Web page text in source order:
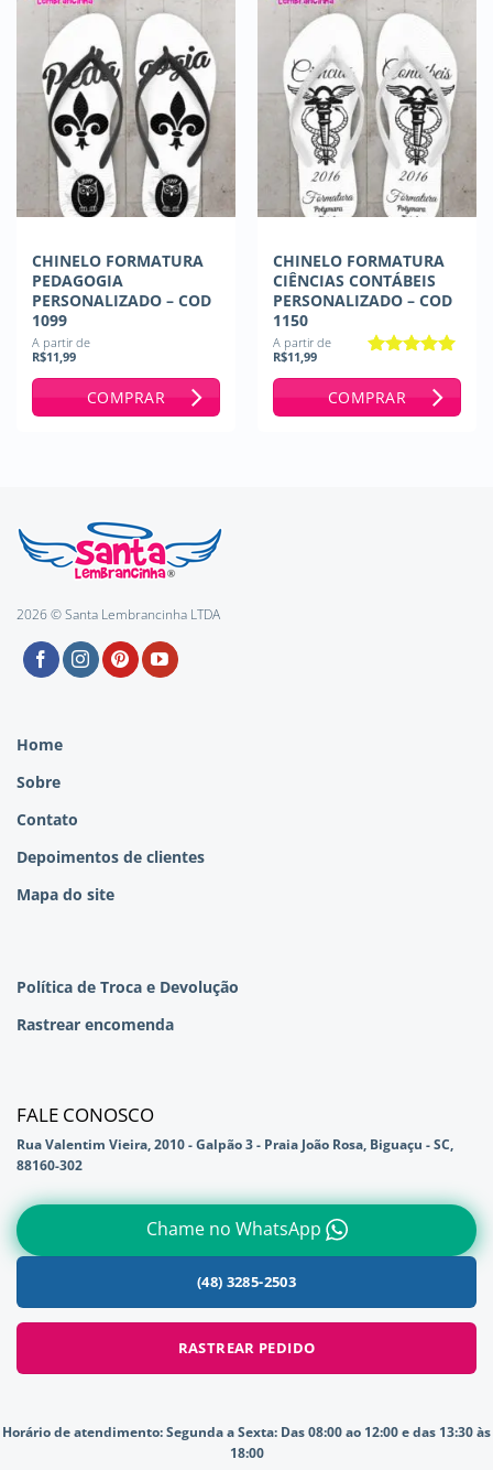
CHINELO FORMATURA
PEDAGOGIA
PERSONALIZADO – COD
1099
A partir de
R$11,99
COMPRAR
CHINELO FORMATURA
CIÊNCIAS CONTÁBEIS
PERSONALIZADO – COD
1150
A partir de
R$11,99
COMPRAR
2026 © Santa Lembrancinha LTDA
Home
Sobre
Contato
Depoimentos de clientes
Mapa do site
Política de Troca e Devolução
Rastrear encomenda
FALE CONOSCO
Rua Valentim Vieira, 2010 - Galpão 3 - Praia João Rosa, Biguaçu - SC,
88160-302
Chame no WhatsApp
(48) 3285-2503
RASTREAR PEDIDO
Horário de atendimento:Segunda a Sexta: Das 08:00 ao 12:00 e das 13:30 às
18:00